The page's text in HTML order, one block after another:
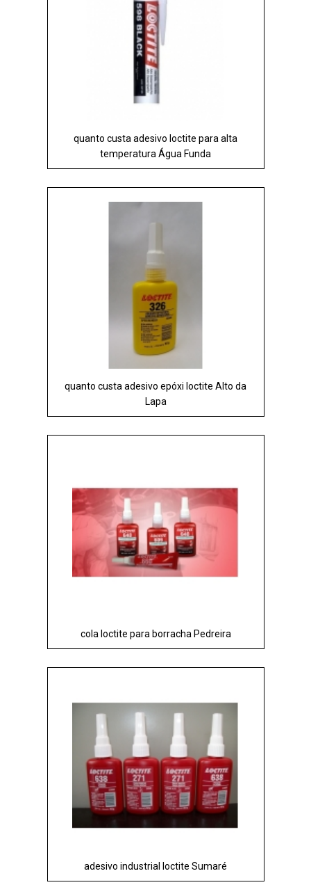
quanto custa adesivo loctite para alta
temperatura Água Funda
quanto custa adesivo epóxi loctite Alto da
Lapa
cola loctite para borracha Pedreira
adesivo industrial loctite Sumaré